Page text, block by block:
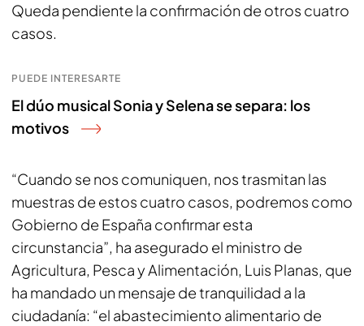
Queda pendiente la confirmación de otros cuatro
casos.
PUEDE INTERESARTE
El dúo musical Sonia y Selena se separa: los
motivos
“Cuando se nos comuniquen, nos trasmitan las
muestras de estos cuatro casos, podremos como
Gobierno de España confirmar esta
circunstancia”, ha asegurado el ministro de
Agricultura, Pesca y Alimentación, Luis Planas, que
ha mandado un mensaje de tranquilidad a la
ciudadanía: “el abastecimiento alimentario de